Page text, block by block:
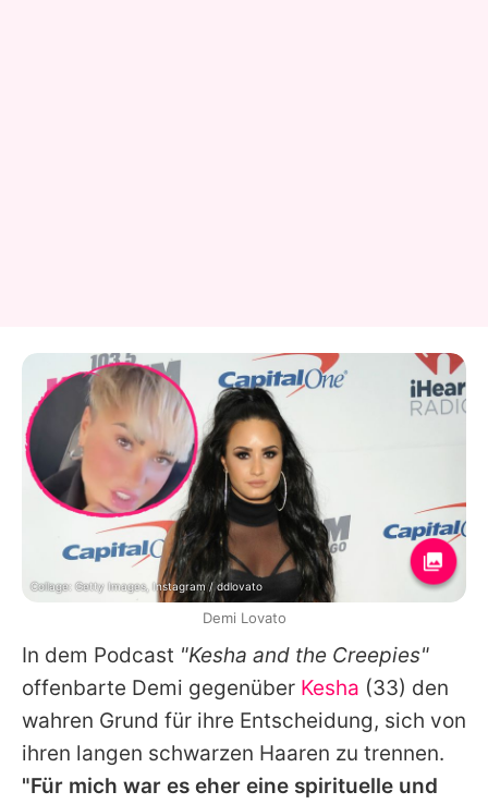
In dem Podcast "Kesha and the Creepies"
offenbarte Demi gegenüber Kesha (33) den
wahren Grund für ihre Entscheidung, sich von
ihren langen schwarzen Haaren zu trennen.
"Für mich war es eher eine spirituelle und
Collage: Getty Images, Instagram / ddlovato
Demi Lovato